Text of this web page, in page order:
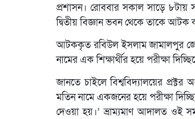
প্রশাসন। রোববার সকাল সাড়ে ৮টায়
দ্বিতীয় বিজ্ঞান ভবন থেকে তাকে আটক
আটককৃত রবিউল ইসলাম জামালপুর
নামের এক শিক্ষার্থীর হয়ে পরীক্ষা
জানতে চাইলে বিশ্ববিদ্যালয়ের
মতিন নামে একজনের হয়ে পরীক্ষা
দেওয়া হয়।’ ভ্রাম্যমাণ আদালত ওই